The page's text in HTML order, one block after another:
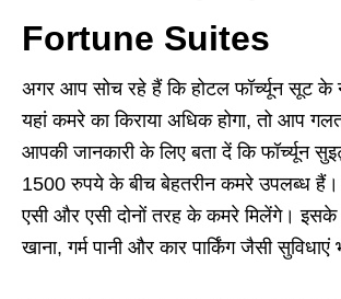
Fortune Suites
अगर आप सोच रहे हैं कि होटल फॉर्च्यून सूट के
यहां कमरे का किराया अधिक होगा, तो आप
आपकी जानकारी के लिए बता दें कि फॉर्च्यून
1500 रुपये के बीच बेहतरीन कमरे उपलब्ध
एसी और एसी दोनों तरह के कमरे मिलेंगे।
खाना, गर्म पानी और कार पार्किंग जैसी सुविधाएं